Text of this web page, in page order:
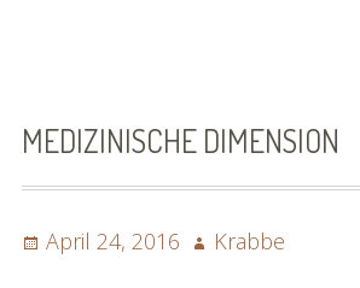
MEDIZINISCHE DIMENSION
Posted
April 24, 2016 Author
Krabbe